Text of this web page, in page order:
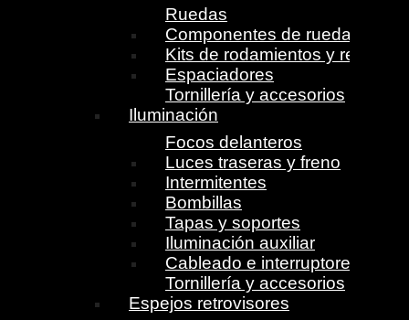
Ruedas
Componentes de ruedas
Kits de rodamientos y retenes
Espaciadores
Tornillería y accesorios
Iluminación
Focos delanteros
Luces traseras y freno
Intermitentes
Bombillas
Tapas y soportes
Iluminación auxiliar
Cableado e interruptores
Tornillería y accesorios
Espejos retrovisores